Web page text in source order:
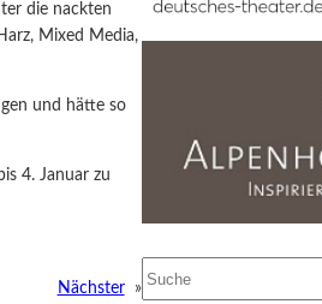
die nackten
Mixed Media,
und hätte so
4. Januar zu
Nächster »
S
u